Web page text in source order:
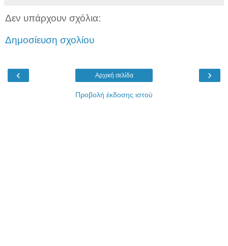
Δεν υπάρχουν σχόλια:
Δημοσίευση σχολίου
‹ ›
Αρχική σελίδα
Προβολή έκδοσης ιστού